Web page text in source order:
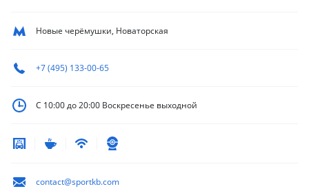
Новые черёмушки, Новаторская
+7 (495) 133-00-65
С 10:00 до 20:00 Воскресенье выходной
contact@sportkb.com